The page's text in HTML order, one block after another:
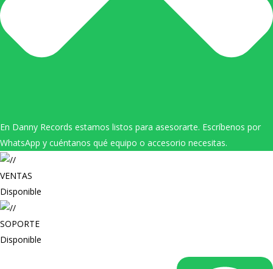
En Danny Records estamos listos para asesorarte. Escríbenos por
WhatsApp y cuéntanos qué equipo o accesorio necesitas.
VENTAS
Disponible
SOPORTE
Disponible